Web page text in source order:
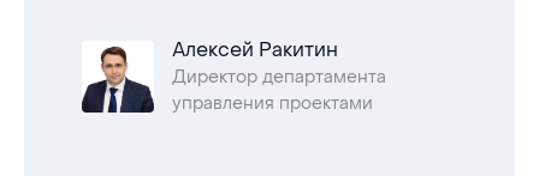
Алексей Ракитин
Директор департамента
управления проектами